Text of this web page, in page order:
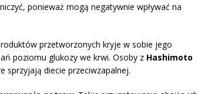
ponieważ mogą negatywnie wpływać na
przetworzonych kryje w sobie jego
poziomu glukozy we krwi. Osoby z Hashimoto
sprzyjają diecie przeciwzapalnej.